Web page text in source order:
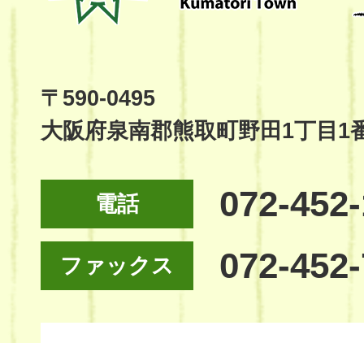
Kumatori
Site
〒590-0495
大阪府泉南郡熊取町野田1丁目1
電話 072-
ファックス 072-